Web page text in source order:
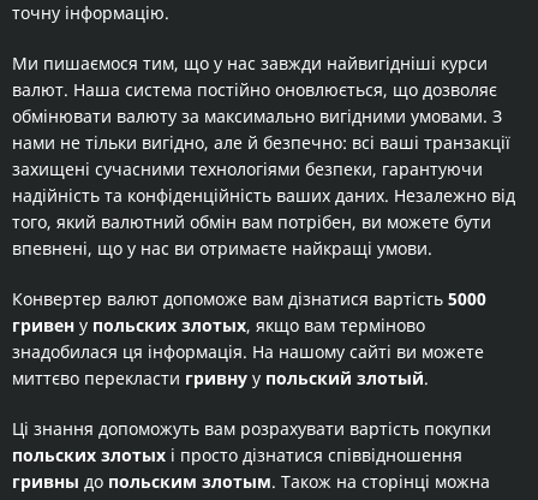
точну інформацію.
Ми пишаємося тим, що у нас завжди найвигідніші курси
валют. Наша система постійно оновлюється, що дозволяє
обмінювати валюту за максимально вигідними умовами. З
нами не тільки вигідно, але й безпечно: всі ваші транзакції
захищені сучасними технологіями безпеки, гарантуючи
надійність та конфіденційність ваших даних. Незалежно від
того, який валютний обмін вам потрібен, ви можете бути
впевнені, що у нас ви отримаєте найкращі умови.
Конвертер валют допоможе вам дізнатися вартість 5000
гривен у польских злотых, якщо вам терміново
знадобилася ця інформація. На нашому сайті ви можете
миттєво перекласти гривну у польский злотый.
Ці знання допоможуть вам розрахувати вартість покупки
польских злотых і просто дізнатися співвідношення
гривны до польским злотым. Також на сторінці можна